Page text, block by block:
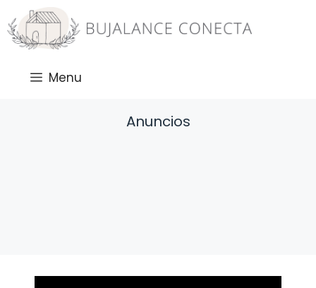
Saltar
al
contenido
Menu
Anuncios